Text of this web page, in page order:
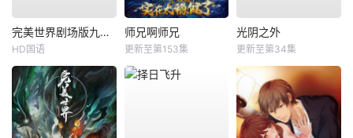
完美世界剧场版九劫焚天
HD国语
师兄啊师兄
更新至第153集
光阴之外
更新至第34集